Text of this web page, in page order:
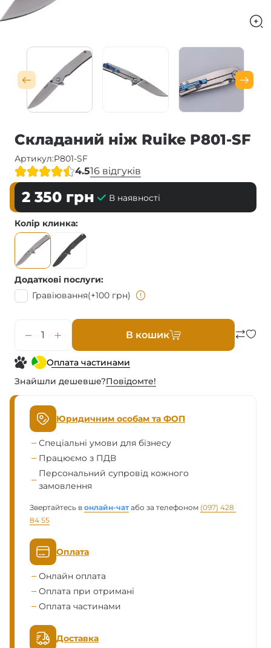
Складаний ніж Ruike P801-SF
Артикул:P801-SF
4.516 відгуків
2 350 грн В наявності
Колір клинка
Додаткові послуги
Гравіювання(+100 грн)
В кошик
Оплата частинами
Знайшли дешевше?Повiдомте!
Юридичним особам та ФОП
Спеціальні умови для бізнесу
Працюємо з ПДВ
Персональний супровід кожного
замовлення
Звертайтесь в онлайн-чат або за телефоном (097) 428
84 55
Оплата
Онлайн оплата
Оплата при отримані
Оплата частинами
Доставка